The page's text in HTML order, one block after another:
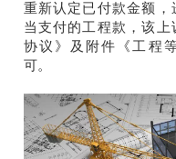
重新认定已付款金额
当支付的工程款，该
协议》及附件《工程
可。